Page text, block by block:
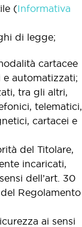
(Informativa
di legge;
cartacee
e automatizzati;
tra gli altri,
telematici,
cartacei e
del Titolare,
incaricati,
dell’art. 30
Regolamento
ai sensi